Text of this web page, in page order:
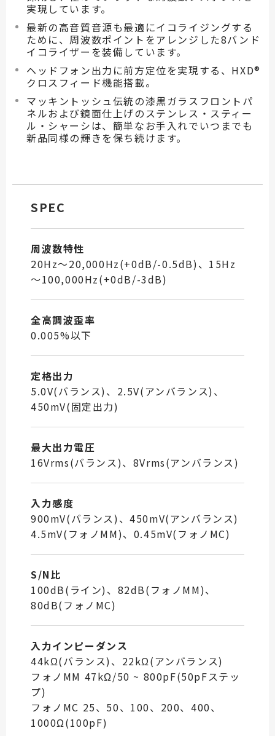
実現しています。
最新の高音質音源も最適にイコライジングする
ために、周波数ポイントをアレンジした8バンド
イコライザーを装備しています。
ヘッドフォン出力に前方定位を実現する、HXD®
クロスフィード機能搭載。
マッキントッシュ伝統の漆黒ガラスフロントパ
ネルおよび鏡面仕上げのステンレス・スティー
ル・シャーシは、簡単なお手入れでいつまでも
新品同様の輝きを保ち続けます。
SPEC
周波数特性
20Hz～20,000Hz(+0dB/-0.5dB)、15Hz
～100,000Hz(+0dB/-3dB)
全高調波歪率
0.005%以下
定格出力
5.0V(バランス)、2.5V(アンバランス)、
450mV(固定出力)
最大出力電圧
16Vrms(バランス)、8Vrms(アンバランス)
入力感度
900mV(バランス)、450mV(アンバランス)
4.5mV(フォノMM)、0.45mV(フォノMC)
S/N比
100dB(ライン)、82dB(フォノMM)、
80dB(フォノMC)
入力インピーダンス
44kΩ(バランス)、22kΩ(アンバランス)
フォノMM 47kΩ/50 ~ 800pF(50pFステッ
プ)
フォノMC 25、50、100、200、400、
1000Ω(100pF)